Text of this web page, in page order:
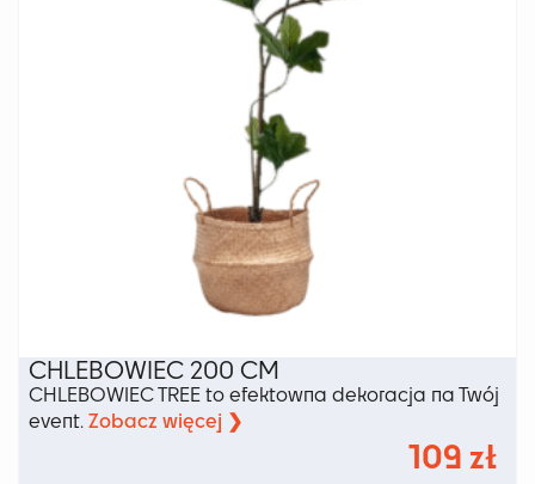
CHLEBOWIEC 200 CM
CHLEBOWIEC TREE to efektowna dekoracja na Twój
event. Zobacz więcej ❯
109 zł